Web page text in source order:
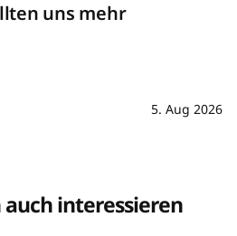
uns mehr
5. Aug 2026
interessieren